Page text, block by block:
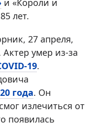
и «Короли и
лет.
27 апреля,
Актер умер из-за
19.
года. Он
излечиться от
появилась